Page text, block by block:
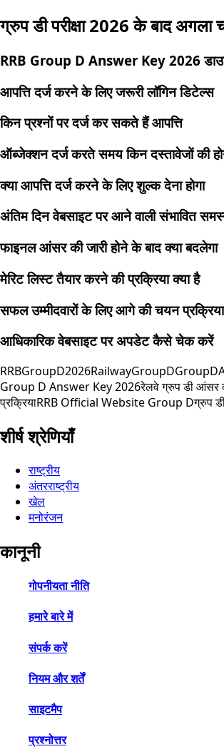
ग्रुप डी परीक्षा 2026 के बाद अगला
RRB Group D Answer Key 2026
आपत्ति दर्ज करने के लिए जरूरी लॉगिन डिटेल्स
किन प्रश्नों पर दर्ज कर सकते हैं आपत्ति
ऑब्जेक्शन दर्ज करते समय किन दस्तावेजों की
क्या आपत्ति दर्ज करने के लिए शुल्क देना होगा
अंतिम दिन वेबसाइट पर आने वाली संभावित
फाइनल आंसर की जारी होने के बाद क्या बदलेगा
मेरिट लिस्ट तैयार करने की प्रक्रिया क्या है
सफल उम्मीदवारों के लिए आगे की चयन प्रक्रिया
आधिकारिक वेबसाइट पर अपडेट कैसे चेक करें
RRBGroupD2026RailwayGroupD
Group D Answer Key 2026रेलवे ग्रुप डी आंसर
प्रक्रियाRRB Official Website Group Dग्रुप
शीर्ष श्रेणियाँ
राष्ट्रीय
अंतरराष्ट्रीय
खेल
मनोरंजन
कानूनी
गोपनीयता नीति
हमारे बारे में
संपर्क करें
नियम और शर्तें
साइटमैप
प्रश्नोत्तर